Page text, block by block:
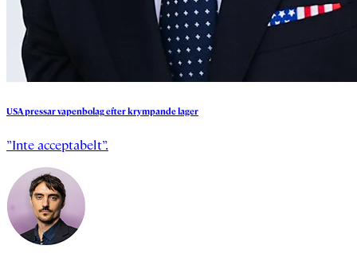
USApressarvapenbolagefterkrympandelager
”Inte acceptabelt”.